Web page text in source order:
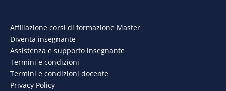
e
b
o
k
e
d
t
Affiliazione corsi di formazione Master
Diventa insegnante
Assistenza e supporto insegnante
Termini e condizioni
Termini e condizioni docente
Privacy Policy